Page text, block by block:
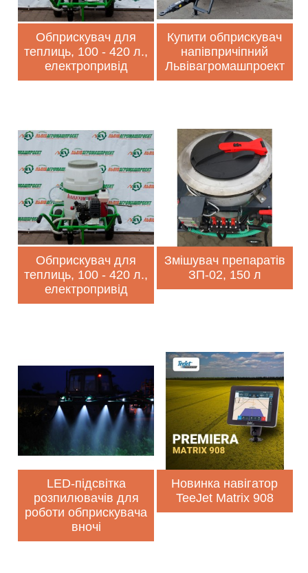
Обприскувач для
теплиць, 100 - 420 л.,
електропривід
Купити обприскувач
напівпричіпний
Львівагромашпроект
Обприскувач для
теплиць, 100 - 420 л.,
електропривід
Змішувач препаратів
ЗП-02, 150 л
LED-підсвітка
розпилювачів для
роботи обприскувача
вночі
Новинка навігатор
TeeJet Matrix 908